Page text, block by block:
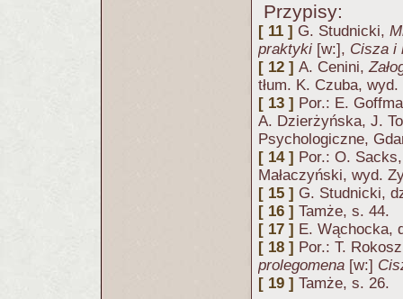
Przypisy:
[ 11 ] G. Studnicki,
praktyki [w:], Cisza i
[ 12 ] A. Cenini,
tłum. K. Czuba,
[ 13 ] Por.: E.
A. Dzierżyńska, J.
Psychologiczne,
[ 14 ] Por.: O.
Małaczyński, wyd.
[ 15 ] G. Studnicki,
[ 16 ] Tamże, s. 44.
[ 17 ] E. Wąchocka,
[ 18 ] Por.: T.
prolegomena [w:]
[ 19 ] Tamże, s. 26.